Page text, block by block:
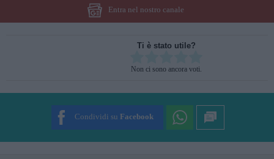
Entra nel nostro canale
Ti è stato utile?
Non ci sono ancora voti.
Condividi su Facebook